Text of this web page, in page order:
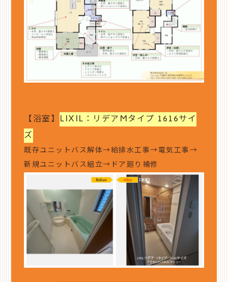
【浴室】 LIXIL：リデアMタイプ 1616サイ
ズ
既存ユニットバス解体→給排水工事→電気工事→
新規ユニットバス組立→ドア廻り補修